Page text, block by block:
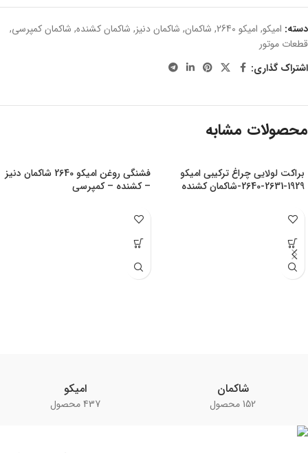
دسته: امیکو, امیکو 2640 , شاکمان, شاکمان دنیز, شاکمان کشنده, شاکمان کمپرسی,
قطعات موتور
اشتراک گذاری:
محصولات مشابه
براکت لولایی چراغ ترکیبی امیکو
1929-2631-2640-شاکمان کشنده
فشنگی روغن امیکو 2640 شاکمان دنیز
– کشنده – کمپرسی
شاکمان
152 محصول
امیکو
437 محصول